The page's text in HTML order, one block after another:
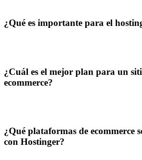
¿Qué es importante para el
¿Cuál es el mejor plan para un
ecommerce?
¿Qué plataformas de ecommerce
con Hostinger?